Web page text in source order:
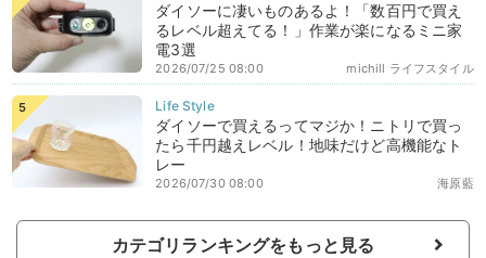
ダイソーに凄いものあるよ！「数百円で買え
るレベル超えてる！」作業が楽になるミニ家
電3選
michill ライフスタイル
2026/07/25 08:00
ダイソーで買えるってマジか！ニトリで買っ
たら千円越えレベル！地味だけど高機能なト
レー
海原藍
2026/07/30 08:00
カテゴリランキングをもっと見る